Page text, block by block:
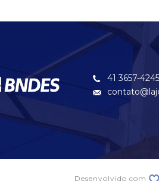
41 3657-4245
Desenvolvido com